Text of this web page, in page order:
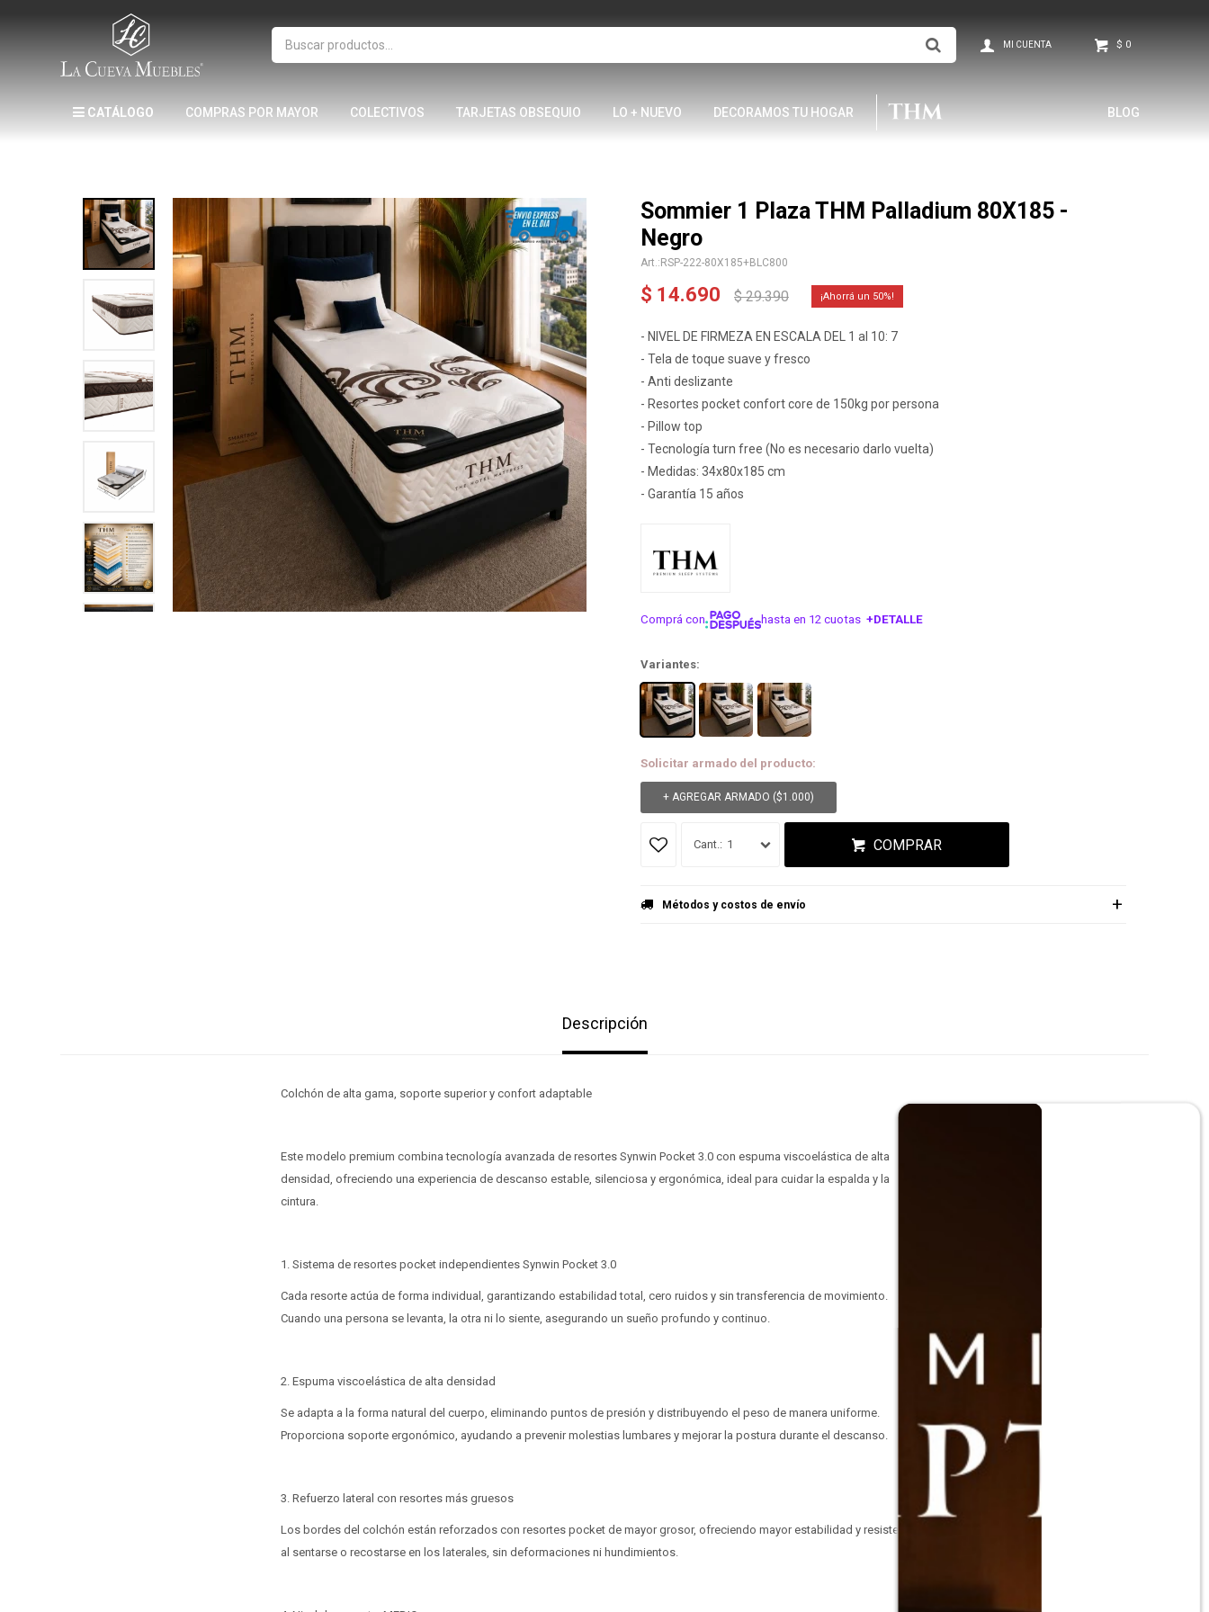
CATÁLOGO COMPRAS POR MAYOR COLECTIVOS TARJETAS OBSEQUIO LO + NUEVO DECORAMOS TU HOGAR BLOG
$ 0
Sommier 1 Plaza THM Palladium 80X185 -
Negro
RSP-222-80X185+BLC800
$ 14.690 $ 29.390 50
- NIVEL DE FIRMEZA EN ESCALA DEL 1 al 10: 7
- Tela de toque suave y fresco
- Anti deslizante
- Resortes pocket confort core de 150kg por persona
- Pillow top
- Tecnología turn free (No es necesario darlo vuelta)
- Medidas: 34x80x185 cm
- Garantía 15 años
Comprá con hasta en 12 cuotas +DETALLE
Variantes:
Solicitar armado del producto:
+ AGREGAR ARMADO ($1.000)
1 COMPRAR
Métodos y costos de envío
Descripción
Colchón de alta gama, soporte superior y confort adaptable
Este modelo premium combina tecnología avanzada de resortes Synwin Pocket 3.0 con espuma viscoelástica de alta
densidad, ofreciendo una experiencia de descanso estable, silenciosa y ergonómica, ideal para cuidar la espalda y la
cintura.
1. Sistema de resortes pocket independientes Synwin Pocket 3.0
Cada resorte actúa de forma individual, garantizando estabilidad total, cero ruidos y sin transferencia de movimiento.
Cuando una persona se levanta, la otra ni lo siente, asegurando un sueño profundo y continuo.
2. Espuma viscoelástica de alta densidad
Se adapta a la forma natural del cuerpo, eliminando puntos de presión y distribuyendo el peso de manera uniforme.
Proporciona soporte ergonómico, ayudando a prevenir molestias lumbares y mejorar la postura durante el descanso.
3. Refuerzo lateral con resortes más gruesos
Los bordes del colchón están reforzados con resortes pocket de mayor grosor, ofreciendo mayor estabilidad y resistencia
al sentarse o recostarse en los laterales, sin deformaciones ni hundimientos.
¡Sumate a la forma más ágil de comprar!
Comprá en 3 cuotas sin recargo o hasta en 12
cuotas * ¡Solo con tu cédula!
* sujeto aprobación crediticia.
¡Sumate a la forma más ágil de comprar!
Comprá en 3 cuotas sin recargo o hasta en 12
cuotas * ¡Solo con tu cédula!
* sujeto aprobación crediticia.